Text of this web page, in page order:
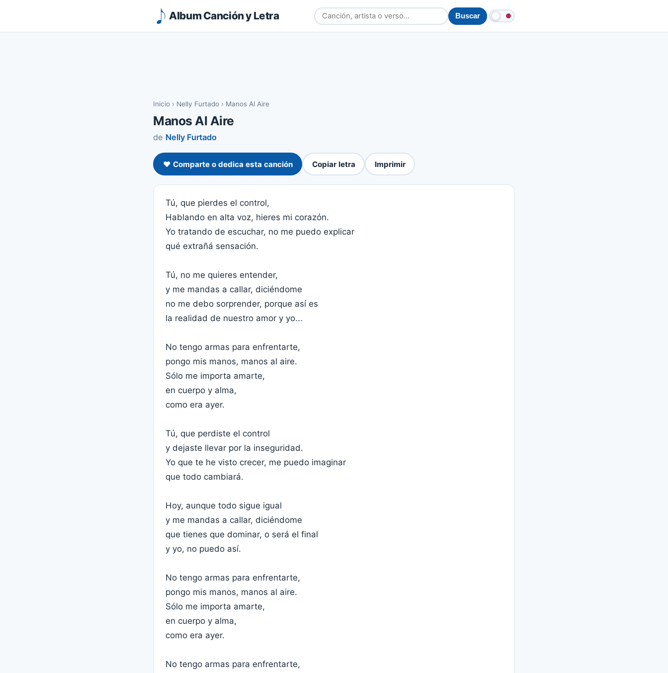
Album Canción y Letra Buscar
Inicio › Nelly Furtado › Manos Al Aire
Manos Al Aire
de Nelly Furtado
❤️ Comparte o dedica esta canción Copiar letra Imprimir
Tú, que pierdes el control,
Hablando en alta voz, hieres mi corazón.
Yo tratando de escuchar, no me puedo explicar
qué extrañá sensación.
Tú, no me quieres entender,
y me mandas a callar, diciéndome
no me debo sorprender, porque así es
la realidad de nuestro amor y yo...
No tengo armas para enfrentarte,
pongo mis manos, manos al aire.
Sólo me importa amarte,
en cuerpo y alma,
como era ayer.
Tú, que perdiste el control
y dejaste llevar por la inseguridad.
Yo que te he visto crecer, me puedo imaginar
que todo cambiará.
Hoy, aunque todo sigue igual
y me mandas a callar, diciéndome
que tienes que dominar, o será el final
y yo, no puedo así.
No tengo armas para enfrentarte,
pongo mis manos, manos al aire.
Sólo me importa amarte,
en cuerpo y alma,
como era ayer.
No tengo armas para enfrentarte,